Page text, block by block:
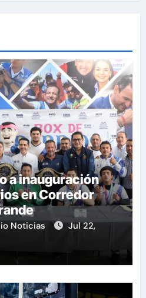
a inauguración
en Corredor
Noticias
Jul 22,